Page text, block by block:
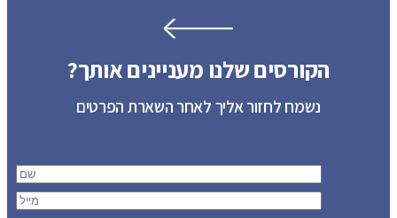
הקורסים שלנו מעניינים אותך?
נשמח לחזור אליך לאחר השארת הפרטים